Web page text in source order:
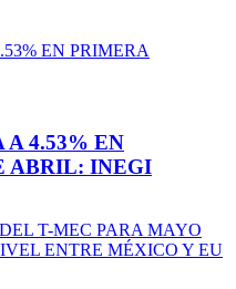
4.53% EN
ABRIL: INEGI